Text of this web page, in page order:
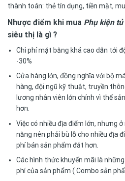
thành toán: thẻ tín dụng, tiền mặt,
Nhược điểm khi mua Phụ kiện tủ
siêu thị là gì ?
Chi phí mặt bằng khá cao dẫn tới
-30%
Cửa hàng lớn, đồng nghĩa với bộ
hàng, đội ngũ kỹ thuật, truyền
lương nhân viên lớn chính vì thế
hơn.
Việc có nhiều địa điểm lớn, nhưng
năng nên phải bù lỗ cho nhiều địa
phí bán sản phẩm đắt hơn.
Các hình thức khuyến mãi là
phí của sản phẩm ( Combo sản